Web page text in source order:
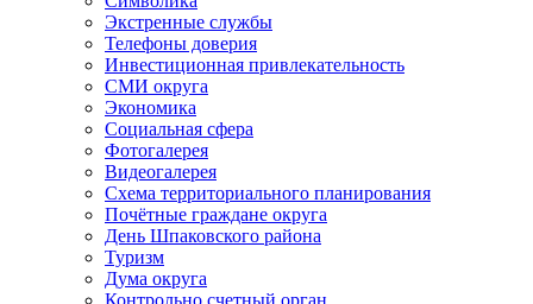
Экстренные службы
Телефоны доверия
Инвестиционная привлекательность
СМИ округа
Экономика
Социальная сфера
Фотогалерея
Видеогалерея
Схема территориального планирования
Почётные граждане округа
День Шпаковского района
Туризм
Дума округа
Контрольно счетный орган